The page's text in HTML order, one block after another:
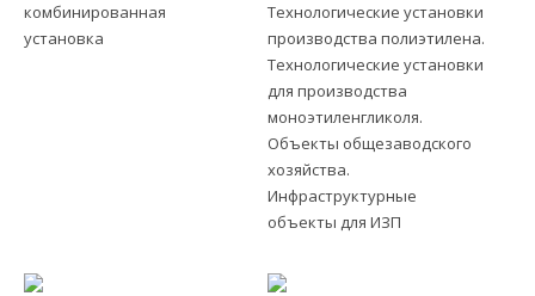
комбинированная
установка
Технологические установки
производства полиэтилена.
Технологические установки
для производства
моноэтиленгликоля.
Объекты общезаводского
хозяйства.
Инфраструктурные
объекты для ИЗП